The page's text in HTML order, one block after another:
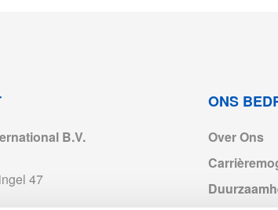
B.V.
47
ONS
Over Ons